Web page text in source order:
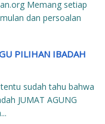
Memang setiap
dan persoalan
PILIHAN IBADAH
sudah tahu bahwa
JUMAT AGUNG